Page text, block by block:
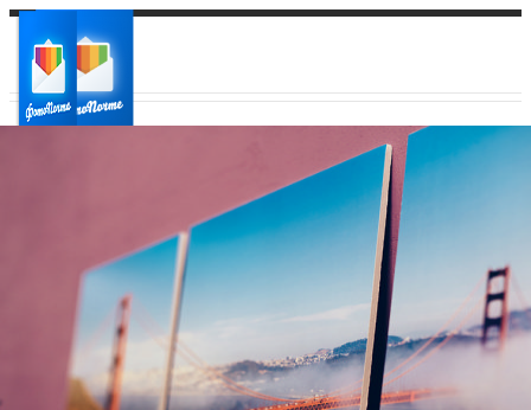
Ваш регион доставки
Выберите из списка: